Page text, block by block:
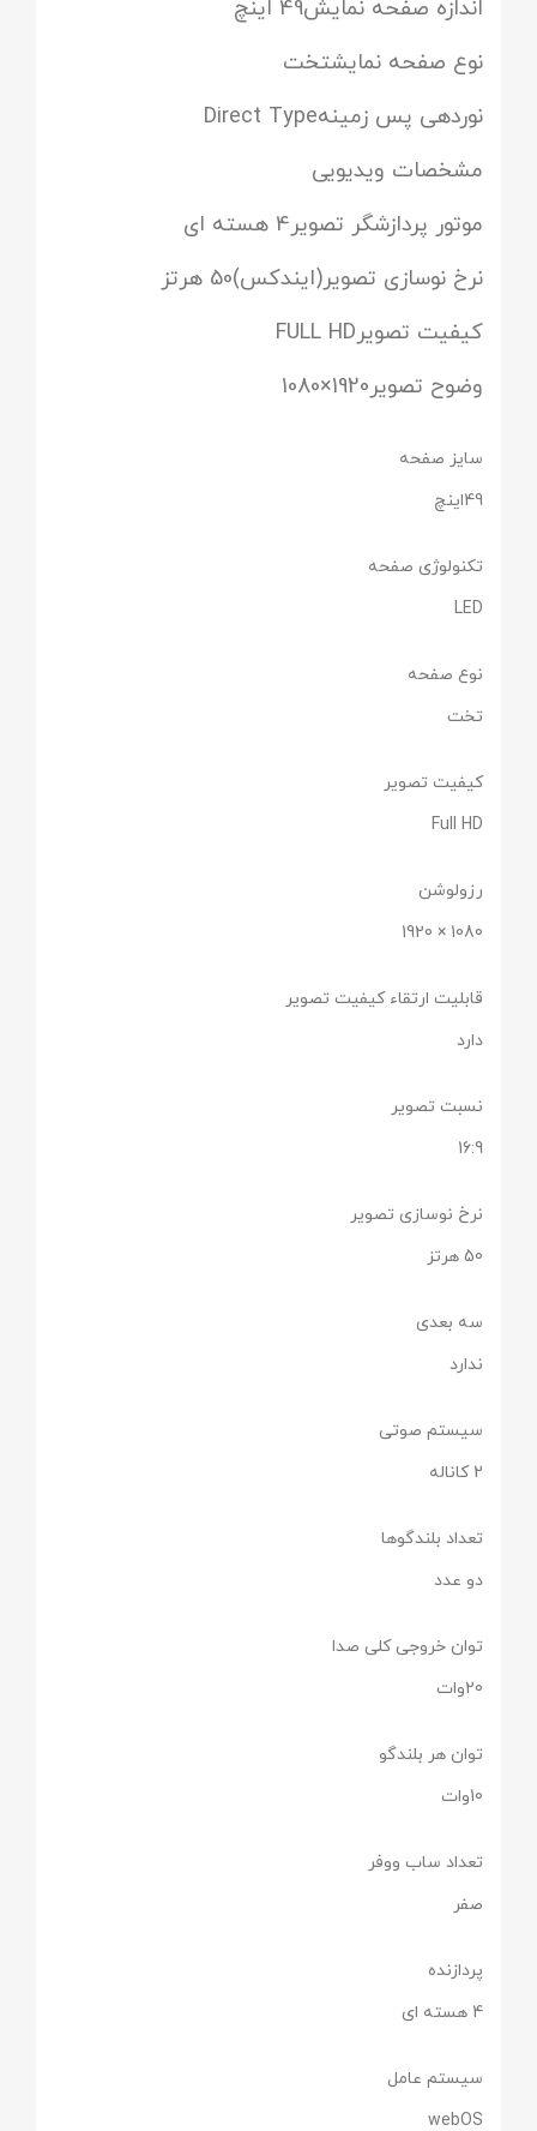
اندازه صفحه نمایش49 اینچ
نوع صفحه نمایشتخت
نوردهی پس زمینهDirect Type
مشخصات ویدیویی
موتور پردازشگر تصویر4 هسته ای
نرخ نوسازی تصویر(ایندکس)50 هرتز
کیفیت تصویرFULL HD
وضوح تصویر1920×1080
سایز صفحه
49اینچ
تکنولوژی صفحه
LED
نوع صفحه
تخت
کیفیت تصویر
Full HD
رزولوشن
1080 × 1920
قابلیت ارتقاء کیفیت تصویر
دارد
نسبت تصویر
16:9
نرخ نوسازی تصویر
50 هرتز
سه بعدی
ندارد
سیستم صوتی
2 کاناله
تعداد بلندگوها
دو عدد
توان خروجی کلی صدا
20وات
توان هر بلندگو
10وات
تعداد ساب ووفر
صفر
پردازنده
4 هسته ای
سیستم عامل
webOS